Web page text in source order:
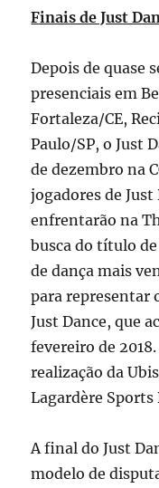
Finais de Just
Depois de quase
presenciais em
Fortaleza/CE,
Paulo/SP, o Just
de dezembro na
jogadores de Just
enfrentarão na
busca do título
de dança mais
para representar
Just Dance, que
fevereiro de
realização da
Lagardère Sports
A final do Just
modelo de